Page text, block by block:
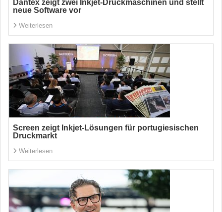
Dantex zeigt zwei Inkjet-Druckmaschinen und stellt
neue Software vor
Weiterlesen
Screen zeigt Inkjet-Lösungen für portugiesischen
Druckmarkt
Weiterlesen